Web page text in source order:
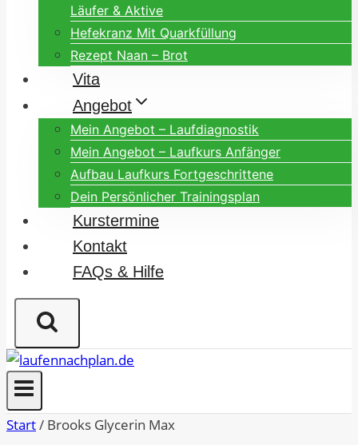
Läufer & Aktive
Hefekranz Mit Quarkfüllung
Rezept Naan – Brot
Vita
Angebot
Mein Angebot – Laufdiagnostik
Mein Angebot – Laufkurs Anfänger
Aufbau Laufkurs Fortgeschrittene
Dein Persönlicher Trainingsplan
Kurstermine
Kontakt
FAQs & Hilfe
Start/ Brooks Glycerin Max